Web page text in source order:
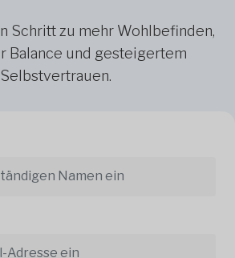
Schritt zu mehr Wohlbefinden,
Balance und gesteigertem
Selbstvertrauen.